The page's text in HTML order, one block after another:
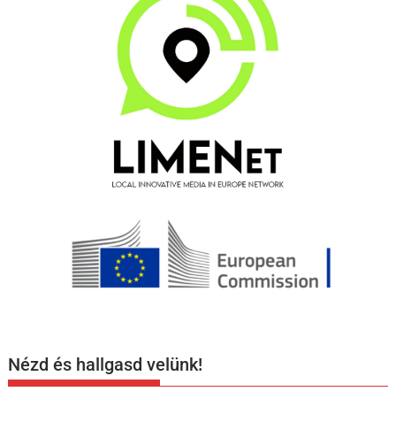
Nézd és hallgasd velünk!